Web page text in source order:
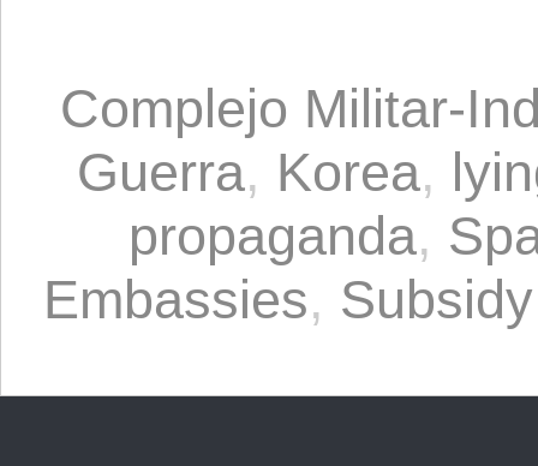
Complejo Militar-
Guerra, Korea,
propaganda,
Embassies,